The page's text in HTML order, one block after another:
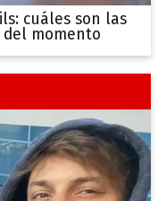
cuáles son las
del momento